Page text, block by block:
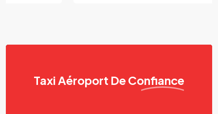
Taxi Aéroport De Confiance